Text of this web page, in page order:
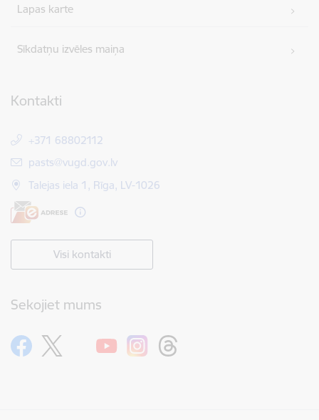
Lapas karte
Sīkdatņu izvēles maiņa
Kontakti
+371 68802112
E-pasts:
pasts@vugd.gov.lv
Talejas iela 1, Rīga, LV-1026
Visi kontakti
Sekojiet mums